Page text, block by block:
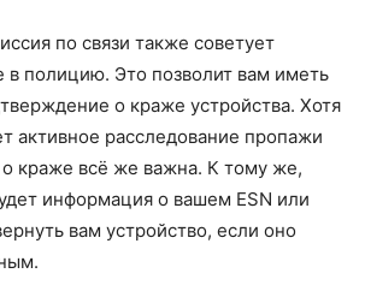
по связи также советует
в полицию. Это позволит вам иметь
о краже устройства. Хотя
активное расследование пропажи
о краже всё же важна. К тому же,
информация о вашем ESN или
вам устройство, если оно